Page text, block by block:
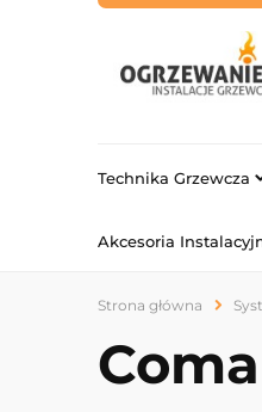
Technika Grzewcza
Akcesoria
Strona główna